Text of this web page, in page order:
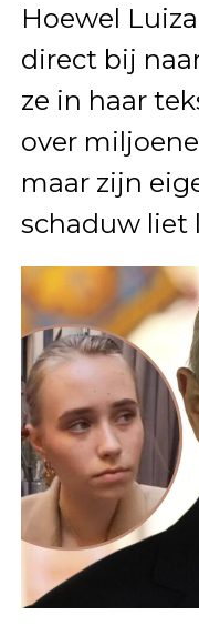
Hoewel
direct bij
ze in haar
over
maar zijn
schaduw liet